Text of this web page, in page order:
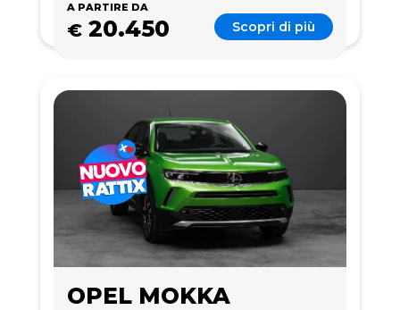
A PARTIRE DA
€ 20.450 Scopri di più
OPEL MOKKA